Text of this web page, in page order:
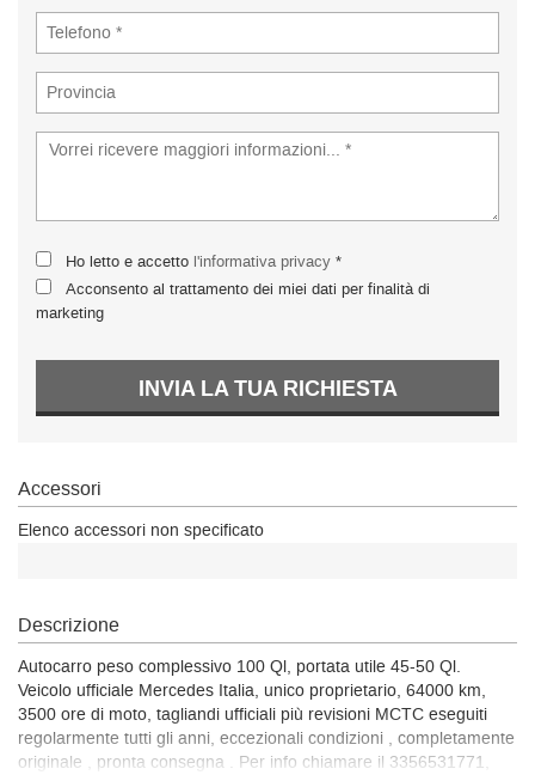
Ho letto e accetto l'informativa privacy *
Acconsento al trattamento dei miei dati per finalità di
marketing
INVIA LA TUA RICHIESTA
Accessori
Elenco accessori non specificato
Descrizione
Autocarro peso complessivo 100 Ql, portata utile 45-50 Ql.
Veicolo ufficiale Mercedes Italia, unico proprietario, 64000 km,
3500 ore di moto, tagliandi ufficiali più revisioni MCTC eseguiti
regolarmente tutti gli anni, eccezionali condizioni , completamente
originale , pronta consegna . Per info chiamare il 3356531771,